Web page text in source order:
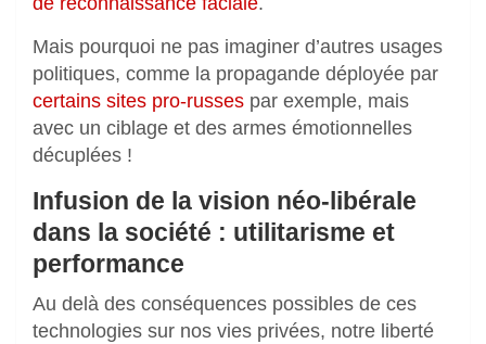
Mais pourquoi ne pas imaginer d’autres usages
politiques, comme la propagande déployée par
certains sites pro-russes par exemple, mais
avec un ciblage et des armes émotionnelles
décuplées !
Infusion de la vision néo-libérale
dans la société : utilitarisme et
performance
Au delà des conséquences possibles de ces
technologies sur nos vies privées, notre liberté